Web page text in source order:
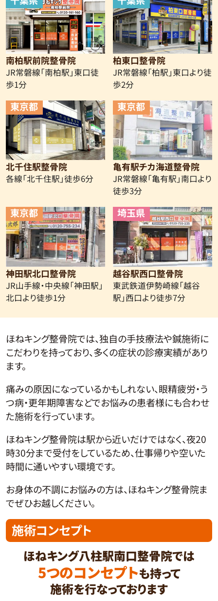
南柏駅前院整骨院
JR常磐線「南柏駅」東口徒
歩1分
柏東口整骨院
JR常磐線「柏駅」東口より徒
歩2分
東京都
北千住駅整骨院
各線「北千住駅」徒歩6分
東京都
亀有駅チカ海道整骨院
JR常磐線「亀有駅」南口より
徒歩3分
東京都
神田駅北口整骨院
JR山手線・中央線「神田駅」
北口より徒歩1分
埼玉県
越谷駅西口整骨院
東武鉄道伊勢崎線「越谷
駅」西口より徒歩7分
ほねキング整骨院では、独自の手技療法や鍼施術に
こだわりを持っており、多くの症状の診療実績があり
ます。
痛みの原因になっているかもしれない、眼精疲労・う
つ病・更年期障害などでお悩みの患者様にも合わせ
た施術を行っています。
ほねキング整骨院は駅から近いだけではなく、夜20
時30分まで受付をしているため、仕事帰りや空いた
時間に通いやすい環境です。
お身体の不調にお悩みの方は、ほねキング整骨院ま
でぜひお越しください。
施術コンセプト
ほねキング八柱駅南口整骨院では
5つのコンセプトも持って
施術を行なっております